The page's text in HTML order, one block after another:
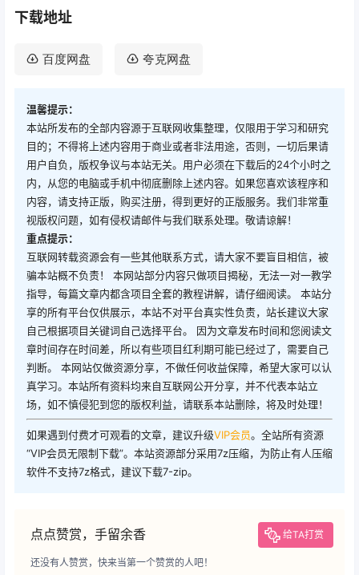
下载地址
百度网盘 夸克网盘
温馨提示：
本站所发布的全部内容源于互联网收集整理，仅限用于学习和研究
目的；不得将上述内容用于商业或者非法用途，否则，一切后果请
用户自负，版权争议与本站无关。用户必须在下载后的24个小时之
内，从您的电脑或手机中彻底删除上述内容。如果您喜欢该程序和
内容，请支持正版，购买注册，得到更好的正版服务。我们非常重
视版权问题，如有侵权请邮件与我们联系处理。敬请谅解！
重点提示：
互联网转载资源会有一些其他联系方式，请大家不要盲目相信，被
骗本站概不负责！ 本网站部分内容只做项目揭秘，无法一对一教学
指导，每篇文章内都含项目全套的教程讲解，请仔细阅读。 本站分
享的所有平台仅供展示，本站不对平台真实性负责，站长建议大家
自己根据项目关键词自己选择平台。 因为文章发布时间和您阅读文
章时间存在时间差，所以有些项目红利期可能已经过了，需要自己
判断。 本网站仅做资源分享，不做任何收益保障，希望大家可以认
真学习。本站所有资料均来自互联网公开分享，并不代表本站立
场，如不慎侵犯到您的版权利益，请联系本站删除，将及时处理！
如果遇到付费才可观看的文章，建议升级VIP会员。全站所有资源
“VIP会员无限制下载”。本站资源部分采用7z压缩，为防止有人压缩
软件不支持7z格式，建议下载7-zip。
点点赞赏，手留余香 给TA打赏
还没有人赞赏，快来当第一个赞赏的人吧！